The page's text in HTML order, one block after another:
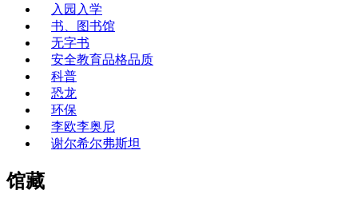
入园入学
书、图书馆
无字书
安全教育品格品质
科普
恐龙
环保
李欧李奥尼
谢尔希尔弗斯坦
馆藏